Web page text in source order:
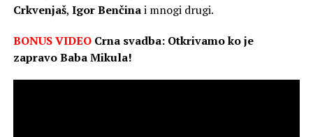
Crkvenjaš, Igor Benčinai mnogi drugi.
BONUS VIDEOCrna svadba: Otkrivamo ko je
zapravo Baba Mikula!